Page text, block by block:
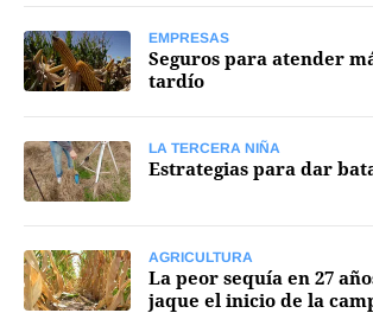
EMPRESAS
Seguros para atender
tardío
LA TERCERA NIÑA
Estrategias para dar
AGRICULTURA
La peor sequía en 27
jaque el inicio de la